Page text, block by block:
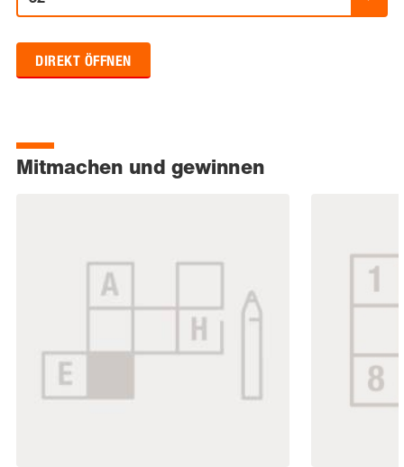
DIREKT ÖFFNEN
Mitmachen und gewinnen